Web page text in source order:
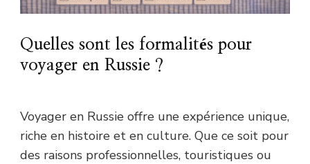
Quelles sont les formalités pour
voyager en Russie ?
Voyager en Russie offre une expérience unique,
riche en histoire et en culture. Que ce soit pour
des raisons professionnelles, touristiques ou